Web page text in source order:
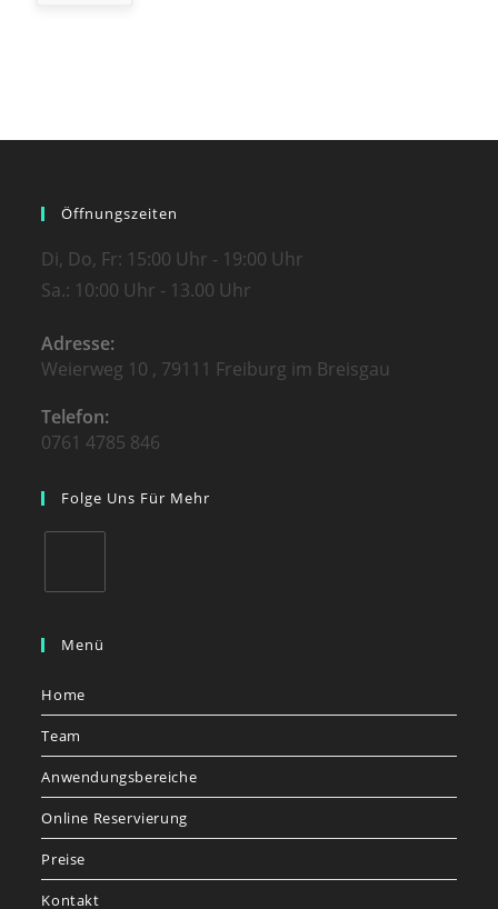
Öffnungszeiten
Di, Do, Fr: 15:00 Uhr - 19:00 Uhr
Sa.: 10:00 Uhr - 13.00 Uhr
Adresse:
Weierweg 10 , 79111 Freiburg im Breisgau
Telefon:
0761 4785 846
Folge Uns Für Mehr
Menü
Home
Team
Anwendungsbereiche
Online Reservierung
Preise
Kontakt